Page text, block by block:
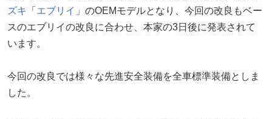
ズキ
「 エブリイ 」のOEMモデルとなり、今回の改良もベー
スのエブリイの改良に合わせ、本家の3日後に発表されて
います。
今回の改良では様々な先進安全装備を全車標準装備としま
した。